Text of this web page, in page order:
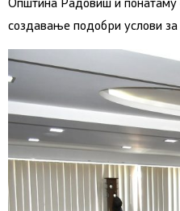
Општина Радовиш и понатаму
создавање подобри услови